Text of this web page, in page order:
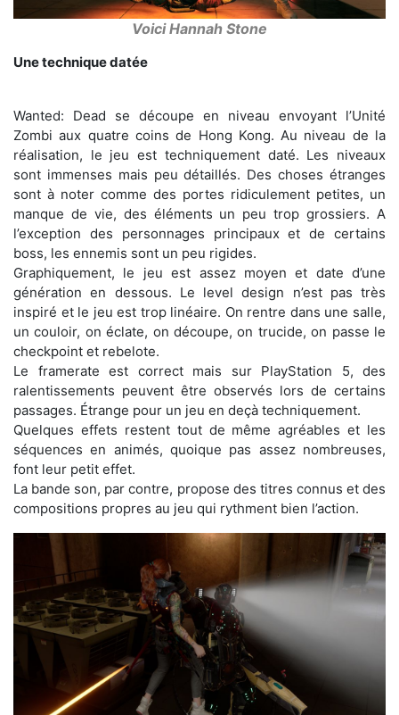
Voici Hannah Stone
Une technique datée
Wanted: Dead se découpe en niveau envoyant l’Unité
Zombi aux quatre coins de Hong Kong. Au niveau de la
réalisation, le jeu est techniquement daté. Les niveaux
sont immenses mais peu détaillés. Des choses étranges
sont à noter comme des portes ridiculement petites, un
manque de vie, des éléments un peu trop grossiers. A
l’exception des personnages principaux et de certains
boss, les ennemis sont un peu rigides.
Graphiquement, le jeu est assez moyen et date d’une
génération en dessous. Le level design n’est pas très
inspiré et le jeu est trop linéaire. On rentre dans une salle,
un couloir, on éclate, on découpe, on trucide, on passe le
checkpoint et rebelote.
Le framerate est correct mais sur PlayStation 5, des
ralentissements peuvent être observés lors de certains
passages. Étrange pour un jeu en deçà techniquement.
Quelques effets restent tout de même agréables et les
séquences en animés, quoique pas assez nombreuses,
font leur petit effet.
La bande son, par contre, propose des titres connus et des
compositions propres au jeu qui rythment bien l’action.